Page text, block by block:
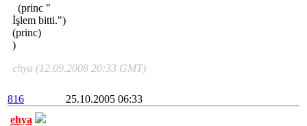
(princ "
İşlem bitti.")
(princ)
)
ehya (12.09.2008 20:33 GMT)
816
25.10.2005 06:33
ehya